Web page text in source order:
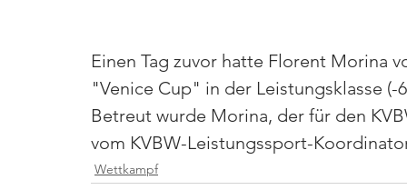
Einen Tag zuvor hatte Florent Morina
"Venice Cup" in der Leistungsklasse
Betreut wurde Morina, der für den
vom KVBW-Leistungssport-
Wettkampf